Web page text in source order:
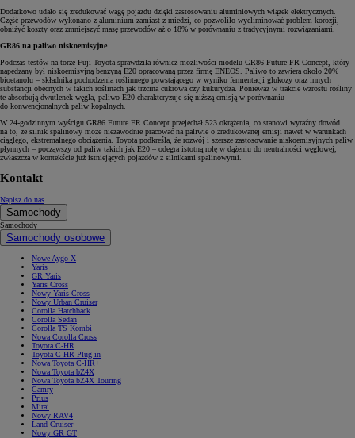
Dodatkowo udało się zredukować wagę pojazdu dzięki zastosowaniu aluminiowych wiązek elektrycznych.
Część przewodów wykonano z aluminium zamiast z miedzi, co pozwoliło wyeliminować problem korozji,
obniżyć koszty oraz zmniejszyć masę przewodów aż o 18% w porównaniu z tradycyjnymi rozwiązaniami.
GR86 na paliwo niskoemisyjne
Podczas testów na torze Fuji Toyota sprawdziła również możliwości modelu GR86 Future FR Concept, który
napędzany był niskoemisyjną benzyną E20 opracowaną przez firmę ENEOS. Paliwo to zawiera około 20%
bioetanolu – składnika pochodzenia roślinnego powstającego w wyniku fermentacji glukozy oraz innych
substancji obecnych w takich roślinach jak trzcina cukrowa czy kukurydza. Ponieważ w trakcie wzrostu rośliny
te absorbują dwutlenek węgla, paliwo E20 charakteryzuje się niższą emisją w porównaniu
do konwencjonalnych paliw kopalnych.
W 24-godzinnym wyścigu GR86 Future FR Concept przejechał 523 okrążenia, co stanowi wyraźny dowód
na to, że silnik spalinowy może niezawodnie pracować na paliwie o zredukowanej emisji nawet w warunkach
ciągłego, ekstremalnego obciążenia. Toyota podkreśla, że rozwój i szersze zastosowanie niskoemisyjnych paliw
płynnych – począwszy od paliw takich jak E20 – odegra istotną rolę w dążeniu do neutralności węglowej,
zwłaszcza w kontekście już istniejących pojazdów z silnikami spalinowymi.
Kontakt
Napisz do nas
Samochody
Samochody
Samochody osobowe
Nowe Aygo X
Yaris
GR Yaris
Yaris Cross
Nowy Yaris Cross
Nowy Urban Cruiser
Corolla Hatchback
Corolla Sedan
Corolla TS Kombi
Nowa Corolla Cross
Toyota C-HR
Toyota C-HR Plug-in
Nowa Toyota C-HR+
Nowa Toyota bZ4X
Nowa Toyota bZ4X Touring
Camry
Prius
Mirai
Nowy RAV4
Land Cruiser
Nowy GR GT